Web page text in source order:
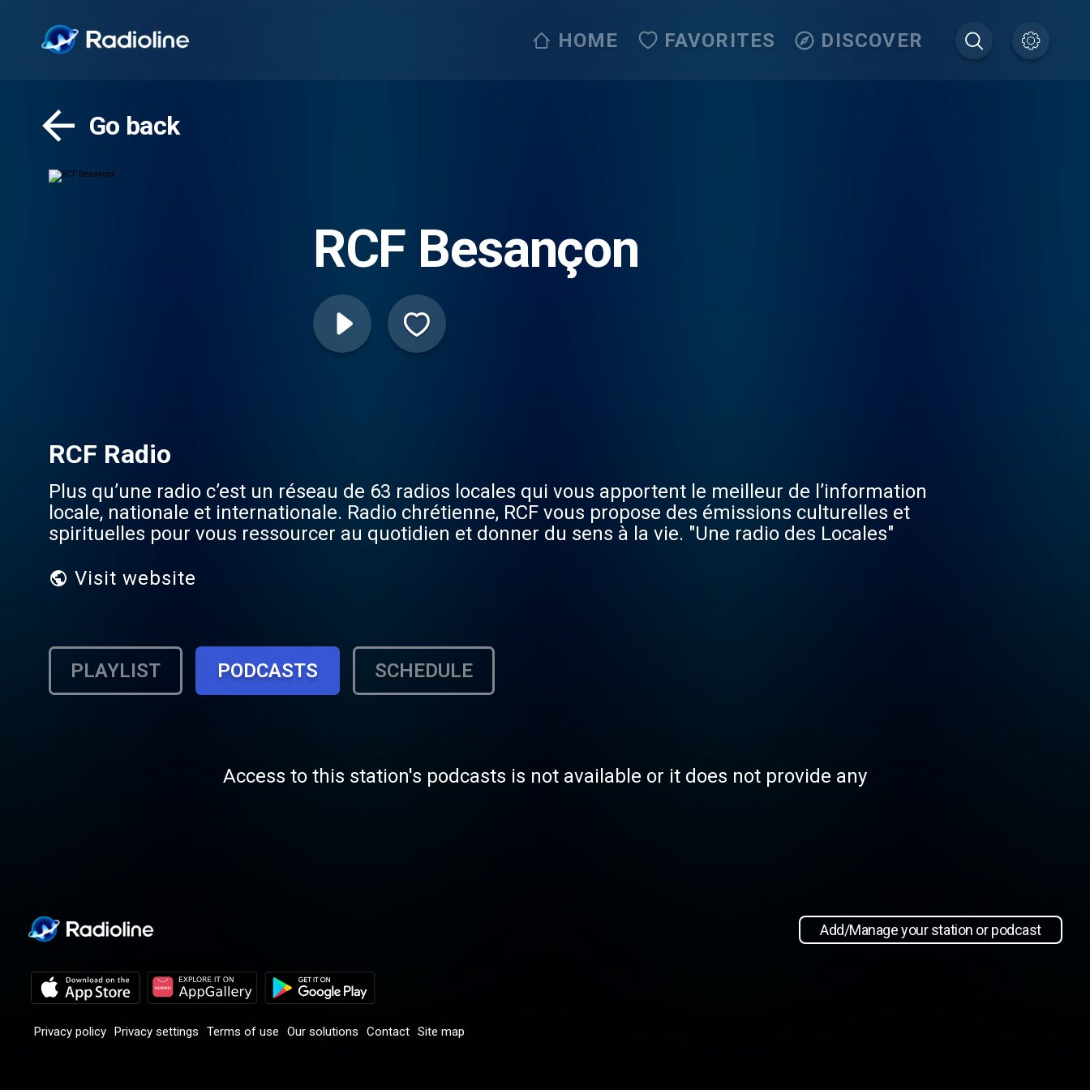
HOME FAVORITES DISCOVER
Go back
RCF Besançon
RCF Radio
Plus qu’une radio c’est un réseau de 63 radios locales qui vous apportent le meilleur de l’information
locale, nationale et internationale. Radio chrétienne, RCF vous propose des émissions culturelles et
spirituelles pour vous ressourcer au quotidien et donner du sens à la vie. "Une radio des Locales"
Visit website
PLAYLIST PODCASTS SCHEDULE
Access to this station's podcasts is not available or it does not provide any
Add/Manage your station or podcast
Privacy policy Privacy settings Terms of use Our solutions Contact Site map